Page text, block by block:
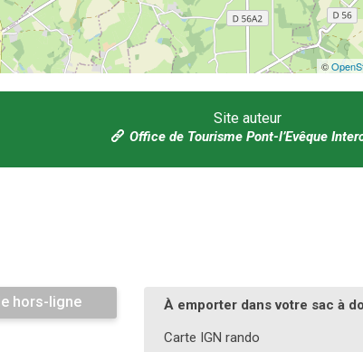
©
Site auteur
Office de Tourisme Pont-l’Evêque
hors-ligne
À emporter dans votre sac à
Carte IGN rando